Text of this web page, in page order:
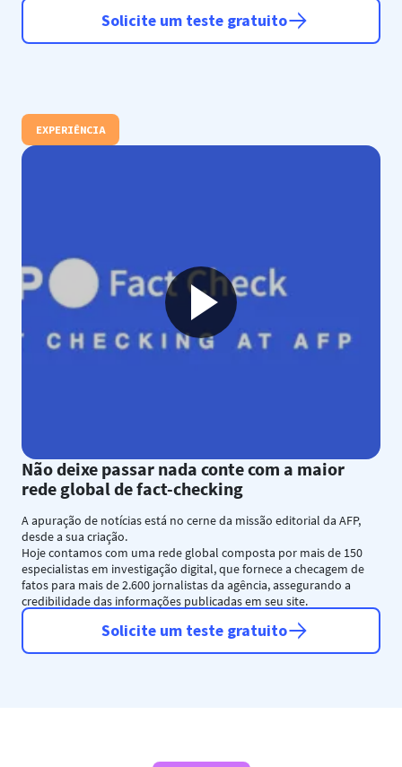
Solicite um teste gratuito
EXPERIÊNCIA
Não deixe passar nada conte com a maior
rede global de fact-checking
A apuração de notícias está no cerne da missão editorial da AFP,
desde a sua criação.
Hoje contamos com uma rede global composta por mais de 150
especialistas em investigação digital, que fornece a checagem de
fatos para mais de 2.600 jornalistas da agência, assegurando a
credibilidade das informações publicadas em seu site.
Solicite um teste gratuito